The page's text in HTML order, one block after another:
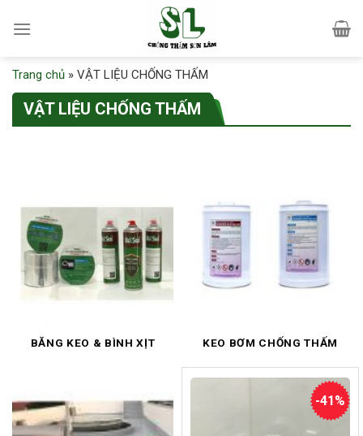
Trang chủ » VẬT LIỆU CHỐNG THẤM
VẬT LIỆU CHỐNG THẤM
BĂNG KEO & BÌNH XỊT KEO BƠM CHỐNG THẤM
-41%